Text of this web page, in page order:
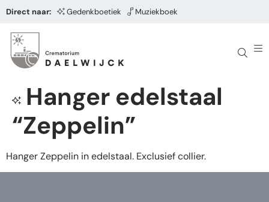
Direct naar: Gedenkboetiek Muziekboek
Hanger edelstaal
“Zeppelin”
Hanger Zeppelin in edelstaal. Exclusief collier.